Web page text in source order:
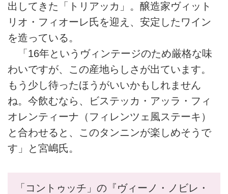
出してきた「トリアッカ」。醸造家ヴィット
リオ・フィオーレ氏を迎え、安定したワイン
を造っている。
「16年というヴィンテージのため厳格な味
わいですが、この産地らしさが出ています。
もう少し待ったほうがいいかもしれません
ね。今飲むなら、ビステッカ・アッラ・フィ
オレンティーナ（フィレンツェ風ステーキ）
と合わせると、このタンニンが楽しめそうで
す」と宮嶋氏。
「コントゥッチ」の『ヴィーノ・ノビレ・